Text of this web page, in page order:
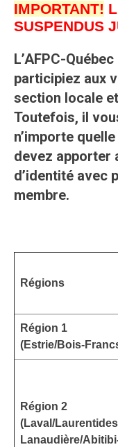
IMPORTANT!
SUSPENDUS
L’AFPC-
participiez aux
section locale
Toutefois, il
n’importe
devez apporter
d’identité avec
membre.
Régions
Région 1
(Estrie/Bois-
Région 2
(Laval/
Lanaudière/